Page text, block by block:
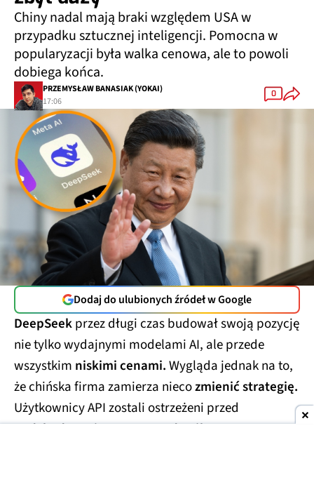
Chiny nadal mają braki względem USA w
przypadku sztucznej inteligencji. Pomocna w
popularyzacji była walka cenowa, ale to powoli
dobiega końca.
PRZEMYSŁAW BANASIAK (YOKAI)
17:06
0
Dodaj do ulubionych źródeł w Google
DeepSeekprzez długi czas budował swoją pozycję
nie tylko wydajnymi modelami AI, ale przede
wszystkim niskimi cenami.Wygląda jednak na to,
że chińska firma zamierza niecozmienić strategię.
Użytkownicy API zostali ostrzeżeni przed
nadchodzącą i znaczącą podwyżką cen.